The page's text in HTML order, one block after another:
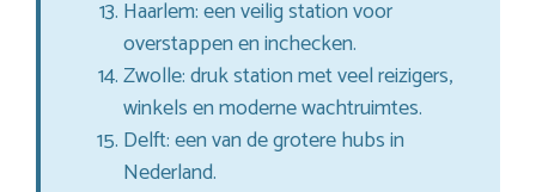
Haarlem: een veilig station voor
overstappen en inchecken.
Zwolle: druk station met veel reizigers,
winkels en moderne wachtruimtes.
Delft: een van de grotere hubs in
Nederland.